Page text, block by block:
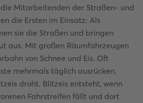
die Mitarbeitenden der Straßen- und
die Ersten im Einsatz: Als
sie die Straßen und bringen
aus. Mit großen Räumfahrzeugen
von Schnee und Eis. Oft
mehrmals täglich ausrücken,
droht. Blitzeis entsteht, wenn
Fahrstreifen fällt und dort